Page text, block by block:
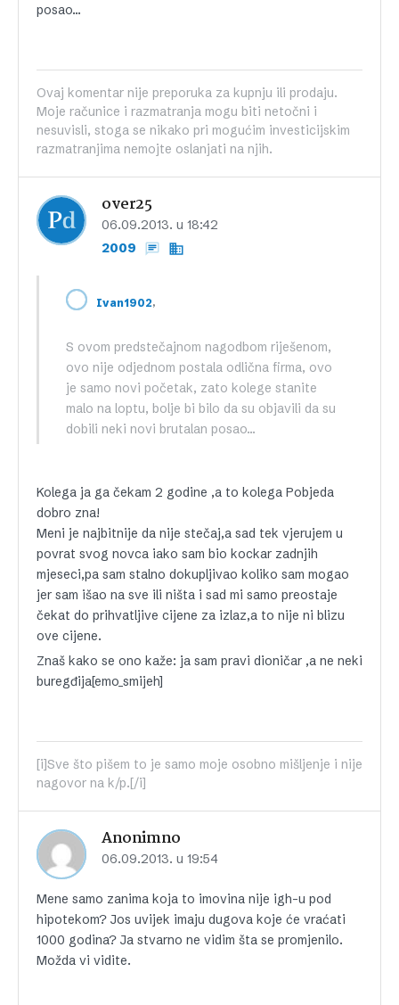
posao…
Ovaj komentar nije preporuka za kupnju ili prodaju.
Moje računice i razmatranja mogu biti netočni i
nesuvisli, stoga se nikako pri mogućim investicijskim
razmatranjima nemojte oslanjati na njih.
over25
06.09.2013. u 18:42
2009
Ivan1902,
S ovom predstečajnom nagodbom riješenom,
ovo nije odjednom postala odlična firma, ovo
je samo novi početak, zato kolege stanite
malo na loptu, bolje bi bilo da su objavili da su
dobili neki novi brutalan posao…
Kolega ja ga čekam 2 godine ,a to kolega Pobjeda
dobro zna!
Meni je najbitnije da nije stečaj,a sad tek vjerujem u
povrat svog novca iako sam bio kockar zadnjih
mjeseci,pa sam stalno dokupljivao koliko sam mogao
jer sam išao na sve ili ništa i sad mi samo preostaje
čekat do prihvatljive cijene za izlaz,a to nije ni blizu
ove cijene.
Znaš kako se ono kaže: ja sam pravi dioničar ,a ne neki
buregđija[emo_smijeh]
[i]Sve što pišem to je samo moje osobno mišljenje i nije
nagovor na k/p.[/i]
Anonimno
06.09.2013. u 19:54
Mene samo zanima koja to imovina nije igh-u pod
hipotekom? Jos uvijek imaju dugova koje će vraćati
1000 godina? Ja stvarno ne vidim šta se promjenilo.
Možda vi vidite.